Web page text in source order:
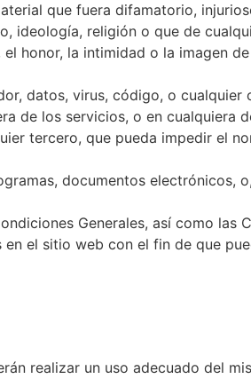
que fuera difamatorio,
ideología, religión o que de
honor, la intimidad o la imagen
datos, virus, código, o cualquier
de los servicios, o en cualquiera
tercero, que pueda impedir el
documentos electrónicos,
Generales, así como las
el sitio web con el fin de que
realizar un uso adecuado del